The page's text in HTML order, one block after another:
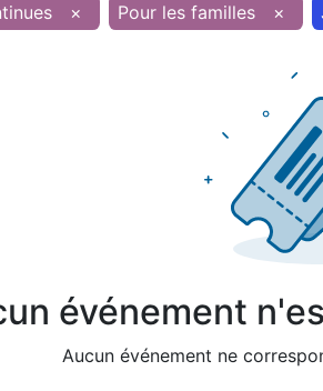
× Pour les familles ×
événement
Aucun événement ne